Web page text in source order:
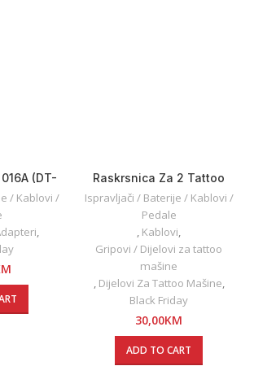
(DT-
/ Kablovi /
Raskrsnica Za 2 Tattoo
Mašine
Ispravljači / Baterije / Kablovi /
Pedale
Kablovi
Gripovi / Dijelovi za tattoo
mašine
Dijelovi Za Tattoo Mašine
Black Friday
30,00KM
ADD TO CART